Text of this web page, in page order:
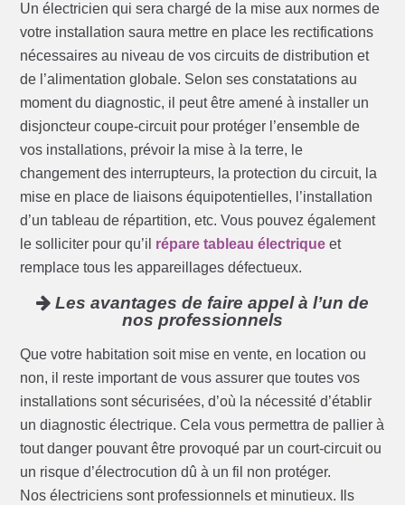
Un électricien qui sera chargé de la mise aux normes de
votre installation saura mettre en place les rectifications
nécessaires au niveau de vos circuits de distribution et
de l’alimentation globale. Selon ses constatations au
moment du diagnostic, il peut être amené à installer un
disjoncteur coupe-circuit pour protéger l’ensemble de
vos installations, prévoir la mise à la terre, le
changement des interrupteurs, la protection du circuit, la
mise en place de liaisons équipotentielles, l’installation
d’un tableau de répartition, etc. Vous pouvez également
le solliciter pour qu’il répare tableau électrique et
remplace tous les appareillages défectueux.
Les avantages de faire appel à l’un de
nos professionnels
Que votre habitation soit mise en vente, en location ou
non, il reste important de vous assurer que toutes vos
installations sont sécurisées, d’où la nécessité d’établir
un diagnostic électrique. Cela vous permettra de pallier à
tout danger pouvant être provoqué par un court-circuit ou
un risque d’électrocution dû à un fil non protéger.
Nos électriciens sont professionnels et minutieux. Ils